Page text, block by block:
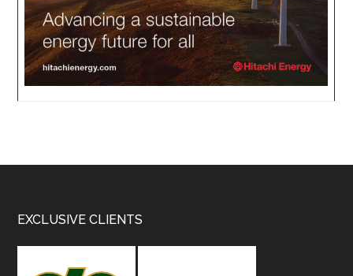
Footer
EXCLUSIVE CLIENTS